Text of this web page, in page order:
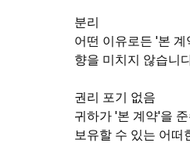
분리
어떤 이유로든 '본
향을 미치지 않습니
권리 포기 없음
귀하가 '본 계약'을
보유할 수 있는 어떠